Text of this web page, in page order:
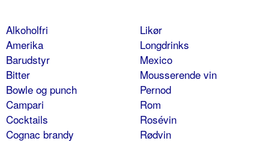
Alkoholfri
Amerika
Barudstyr
Bitter
Bowle og punch
Campari
Cocktails
Cognac brandy
Likør
Longdrinks
Mexico
Mousserende vin
Pernod
Rom
Rosévin
Rødvin